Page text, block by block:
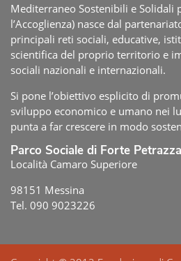
Mediterraneo Sostenibili e Solidali
l’Accoglienza) nasce dal
principali reti sociali, educative,
scientifica del proprio territorio e
sociali nazionali e internazionali.
Si pone l’obiettivo esplicito di
sviluppo economico e umano nei
punta a far crescere in modo
Parco Sociale di Forte Petrazza
Località Camaro Superiore
98151 Messina
Tel. 090 9023226